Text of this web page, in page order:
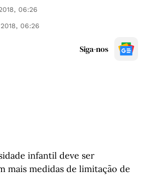
06:26
06:26
Siga-nos
infantil deve ser
mais medidas de limitação de